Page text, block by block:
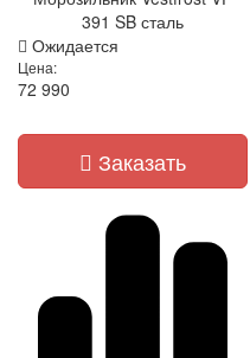
391 SB сталь
Ожидается
Цена:
72 990
Заказать